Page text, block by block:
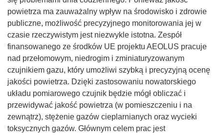
powietrza ma zauważalny wpływ na środowisko i zdrowie
publiczne, możliwość precyzyjnego monitorowania jej w
czasie rzeczywistym jest niezwykle istotna. Zespół
finansowanego ze środków UE projektu AEOLUS pracuje
nad przełomowym, niedrogim i zminiaturyzowanym
czujnikiem gazu, który umożliwi szybką i precyzyjną ocenę
jakości powietrza. Dzięki zastosowaniu nowatorskiego
układu pomiarowego czujnik będzie mógł obliczać i
przewidywać jakość powietrza (w pomieszczeniu i na
zewnątrz), stężenie gazów cieplarnianych oraz wycieki
toksycznych gazów. Głównym celem prac jest